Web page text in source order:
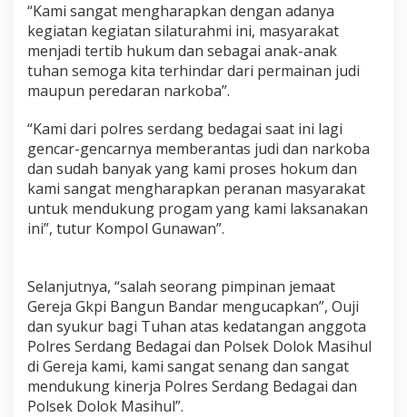
i
n
g
g
u
K
s
i
h
“Kami sangat mengharapkan dengan adanya
kegiatan kegiatan silaturahmi ini, masyarakat
menjadi tertib hukum dan sebagai anak-anak
tuhan semoga kita terhindar dari permainan judi
maupun peredaran narkoba”.
“Kami dari polres serdang bedagai saat ini lagi
gencar-gencarnya memberantas judi dan narkoba
dan sudah banyak yang kami proses hokum dan
kami sangat mengharapkan peranan masyarakat
untuk mendukung progam yang kami laksanakan
ini”, tutur Kompol Gunawan”.
Selanjutnya, “salah seorang pimpinan jemaat
Gereja Gkpi Bangun Bandar mengucapkan”, Ouji
dan syukur bagi Tuhan atas kedatangan anggota
Polres Serdang Bedagai dan Polsek Dolok Masihul
di Gereja kami, kami sangat senang dan sangat
mendukung kinerja Polres Serdang Bedagai dan
Polsek Dolok Masihul”.